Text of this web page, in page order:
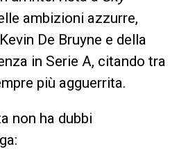
ambizioni azzurre,
De Bruyne e della
in Serie A, citando tra
più agguerrita.
non ha dubbi